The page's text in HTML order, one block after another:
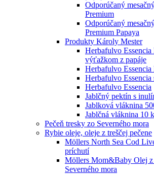
Odporúčaný
Premium
Odporúčaný
Premium Papaya
Produkty Károly Mester
Herbafulvo Essencia
výťažkom z papáje
Herbafulvo Essencia
Herbafulvo Essencia
Herbafulvo Essencia
Jablčný pektín s
Jablková vláknina
Jablčná vláknina 10
Pečeň tresky zo Severného mora
Rybie oleje, oleje z treščej pečene
Möllers North Sea Cod
príchutí
Möllers Mom&Baby Olej z
Severného mora